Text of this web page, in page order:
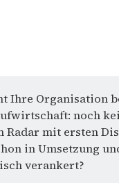
Ihre Organisation
noch
Radar mit ersten
in Umsetzung
verankert?